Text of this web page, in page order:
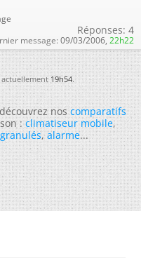
Réponses: 4
message: 09/03/2006, 22h22
actuellement19h54.
noscomparatifs
:climatiseur mobile,
,alarme...